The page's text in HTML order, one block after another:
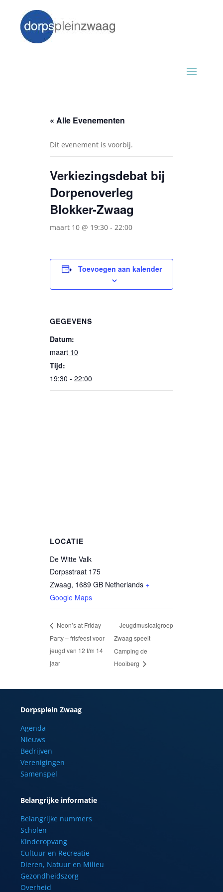
« Alle Evenementen
Dit evenement is voorbij.
Verkiezingsdebat bij
Dorpenoverleg
Blokker-Zwaag
maart 10 @ 19:30 - 22:00
Toevoegen aan kalender
GEGEVENS
Datum:
maart 10
Tijd:
19:30 - 22:00
LOCATIE
De Witte Valk
Dorpsstraat 175
Zwaag, 1689 GB Netherlands +
Google Maps
Neon’s at Friday
Party – frisfeest voor
jeugd van 12 t/m 14
jaar
Jeugdmusicalgroep
Zwaag speelt
Camping de
Hooiberg
Dorpsplein Zwaag
Agenda
Nieuws
Bedrijven
Verenigingen
Samenspel
Belangrijke informatie
Belangrijke nummers
Scholen
Kinderopvang
Cultuur en Recreatie
Dieren, Natuur en Milieu
Gezondheidszorg
Overheid